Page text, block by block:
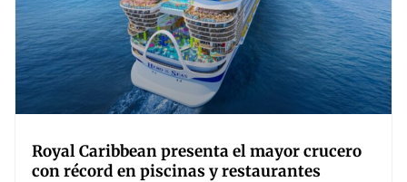
Royal Caribbean presenta el mayor crucero
con récord en piscinas y restaurantes